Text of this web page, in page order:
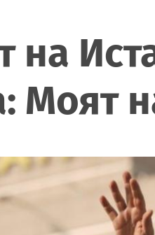
на
Моят